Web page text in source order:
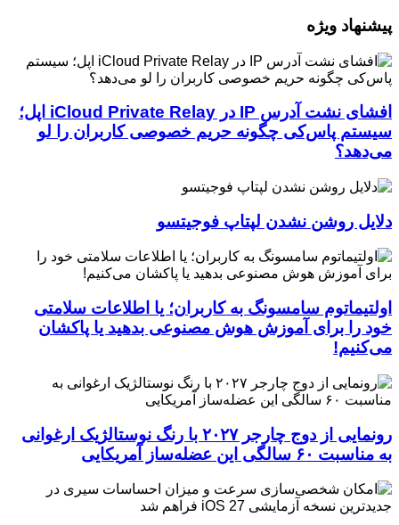
پیشنهاد ویژه
افشای نشت آدرس IP در iCloud Private Relay اپل؛
سیستم پاس‌کی چگونه حریم خصوصی کاربران را لو
می‌دهد؟
دلایل روشن نشدن لپتاپ فوجیتسو
اولتیماتوم سامسونگ به کاربران؛ یا اطلاعات سلامتی
خود را برای آموزش هوش مصنوعی بدهید یا پاکشان
می‌کنیم!
رونمایی از دوج چارجر ۲۰۲۷ با رنگ نوستالژیک ارغوانی
به مناسبت ۶۰ سالگی این عضله‌ساز آمریکایی